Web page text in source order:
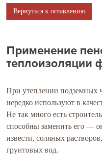
Вернуться к оглавлению
Применение
теплоизоляции
При утеплении подземных
нередко используют в
Не так много есть
способны заменить его —
извести, соляных
грунтовых вод.